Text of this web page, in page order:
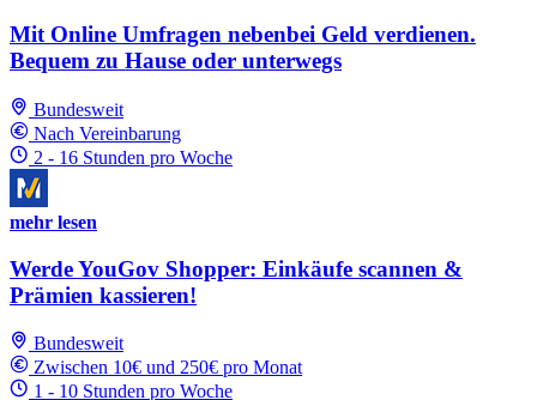
Mit Online Umfragen nebenbei Geld verdienen.
Bequem zu Hause oder unterwegs
Bundesweit
Nach Vereinbarung
2 - 16 Stunden pro Woche
mehr lesen
Werde YouGov Shopper: Einkäufe scannen &
Prämien kassieren!
Bundesweit
Zwischen 10€ und 250€ pro Monat
1 - 10 Stunden pro Woche